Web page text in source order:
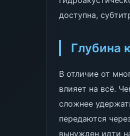
доступна,
Глубина
В отличие от
влияет на всё.
сложнее
передаются
вынужден идти